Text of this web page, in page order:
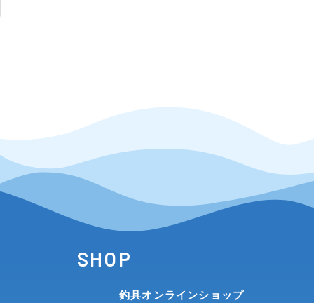
SHOP
釣具オンラインショップ